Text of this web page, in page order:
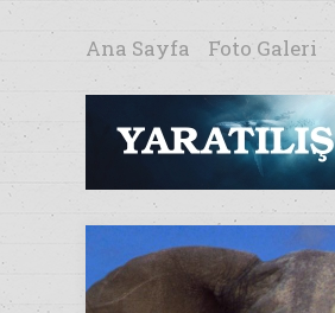
Ana Sayfa Foto Galeri